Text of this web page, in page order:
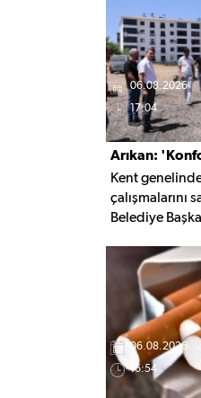
06.08.2026
17:04
Arıkan:
İçin
Kent
çalışmalarını
Belediye
hayatına
ulaşım
çözümleri
bu sezon
06.08.2026
16:54